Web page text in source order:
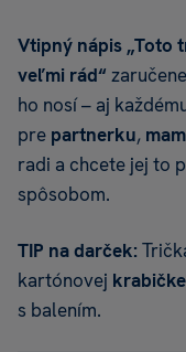
Vtipný nápis „Toto
veľmi rád“
ho nosí – aj
pre partnerku,
radi a chcete jej to
spôsobom.
TIP na darček:
kartónovej krabičke
s balením.